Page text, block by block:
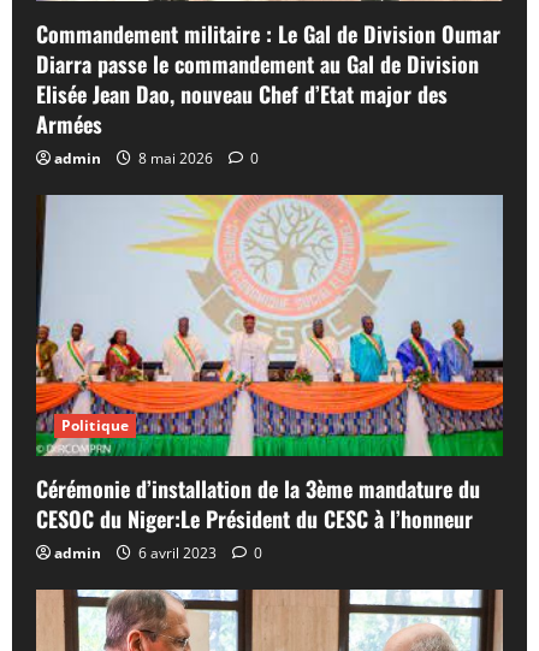
Commandement militaire : Le Gal de Division Oumar
Diarra passe le commandement au Gal de Division
Elisée Jean Dao, nouveau Chef d’Etat major des
Armées
admin 8 mai 2026 0
Politique
Cérémonie d’installation de la 3ème mandature du
CESOC du Niger:Le Président du CESC à l’honneur
admin 6 avril 2023 0